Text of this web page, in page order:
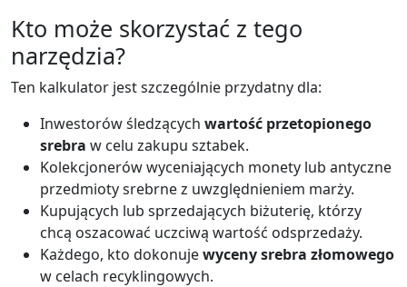
Kto może skorzystać z tego
narzędzia?
Ten kalkulator jest szczególnie przydatny dla:
Inwestorów śledzących wartość przetopionego
srebra w celu zakupu sztabek.
Kolekcjonerów wyceniających monety lub antyczne
przedmioty srebrne z uwzględnieniem marży.
Kupujących lub sprzedających biżuterię, którzy
chcą oszacować uczciwą wartość odsprzedaży.
Każdego, kto dokonujewyceny srebra złomowego
w celach recyklingowych.